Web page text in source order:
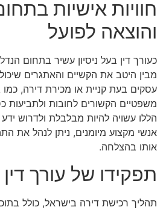
חוויות אישיות
והוצאה לפועל
כעורך דין בעל ניסיון עשיר בתחום
מבין היטב את הקשיים והאתגרים
עסקים בעת קניית או מכירת דירה, כמו
משפטיים הקשורים לחובות ולתביעות
הללו עשויה להיות מבלבלת ולדרוש
אנשי מקצוע מיומנים, ניתן לנהל את
אותו בהצלחה.
תפקידו של עורך
תהליך רכישת דירה בישראל, כולל